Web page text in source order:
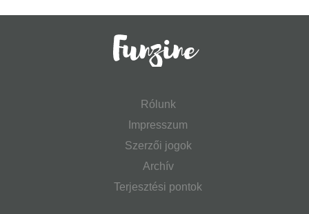
Rólunk
Impresszum
Szerzői jogok
Archív
Terjesztési pontok